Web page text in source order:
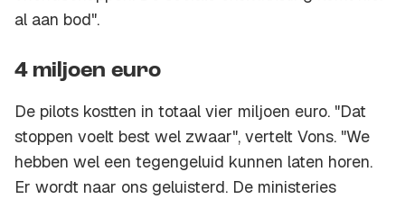
al aan bod".
4 miljoen euro
De pilots kostten in totaal vier miljoen euro. "Dat
stoppen voelt best wel zwaar", vertelt Vons. "We
hebben wel een tegengeluid kunnen laten horen.
Er wordt naar ons geluisterd. De ministeries